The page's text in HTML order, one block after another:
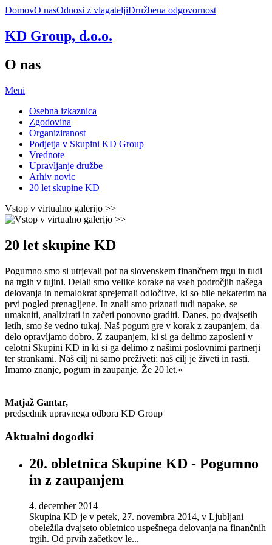
DomovO nasOdnosi z vlagateljiDružbena odgovornost
KD Group, d.o.o.
O nas
Meni
Osebna izkaznica
Zgodovina
Organiziranost
Podjetja v Skupini KD Group
Vrednote
Upravljanje družbe
Arhiv novic
20 let skupine KD
Vstop v virtualno galerijo >>
20 let skupine KD
Pogumno smo si utrjevali pot na slovenskem finančnem trgu in tudi
na trgih v tujini. Delali smo velike korake na vseh področjih našega
delovanja in nemalokrat sprejemali odločitve, ki so bile nekaterim na
prvi pogled prenagljene. In znali smo priznati tudi napake, se
umakniti, analizirati in začeti ponovno graditi. Danes, po dvajsetih
letih, smo še vedno tukaj. Naš pogum gre v korak z zaupanjem, da
delo opravljamo dobro. Z zaupanjem, ki si ga delimo zaposleni v
celotni Skupini KD in ki si ga delimo z našimi poslovnimi partnerji
ter strankami. Naš cilj ni samo preživeti; naš cilj je živeti in rasti.
Imamo znanje, pogum in zaupanje. Že 20 let.«
Matjaž Gantar,
predsednik upravnega odbora KD Group
Aktualni dogodki
20. obletnica Skupine KD - Pogumno
in z zaupanjem
4. december 2014
Skupina KD je v petek, 27. novembra 2014, v Ljubljani
obeležila dvajseto obletnico uspešnega delovanja na finančnih
trgih. Od prvih začetkov le...